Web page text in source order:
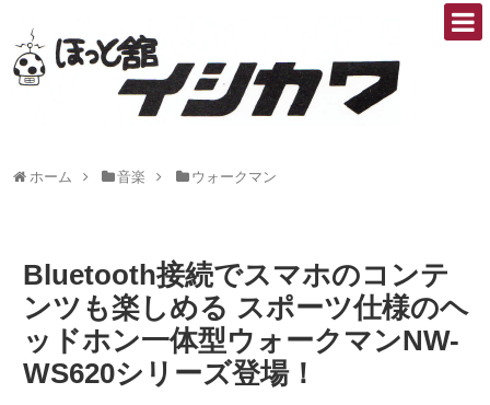
ホーム 音楽 ウォークマン
Bluetooth接続でスマホのコンテ
ンツも楽しめる スポーツ仕様のヘ
ッドホン一体型ウォークマンNW-
WS620シリーズ登場！